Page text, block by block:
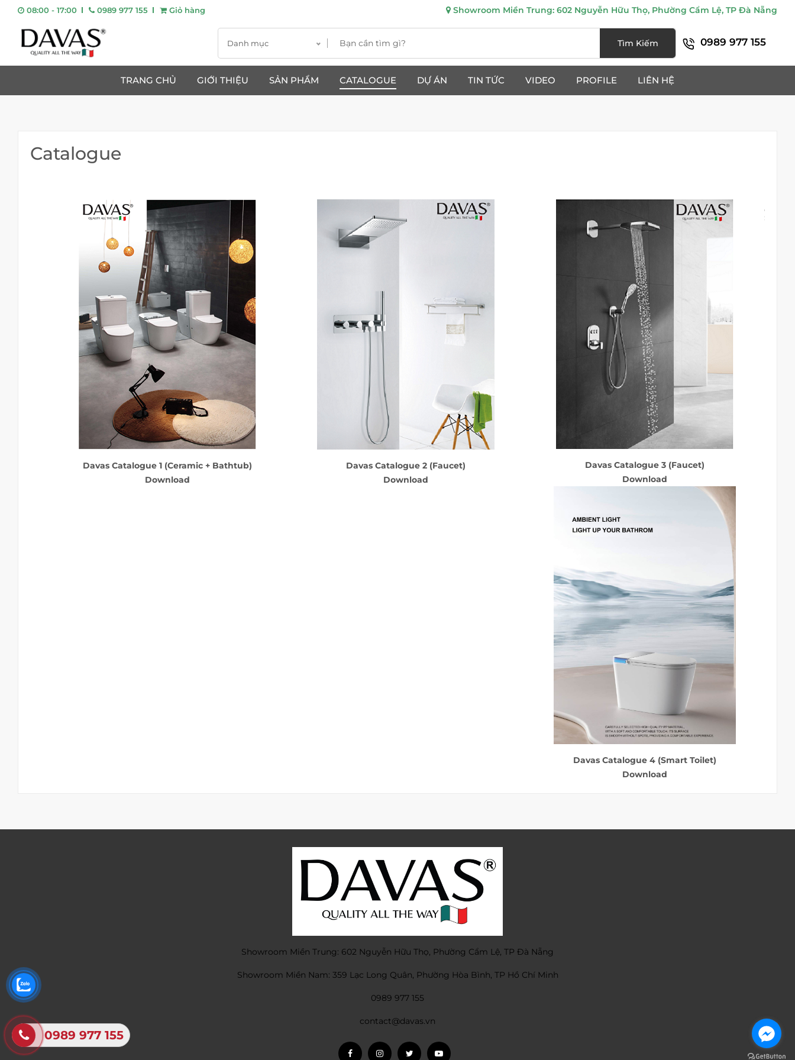
08:00 - 17:00 0989 977 155 Giỏ hàng Showroom Miền Trung: 602 Nguyễn Hữu Thọ, Phường Cẩm Lệ, TP Đà Nẵng
Danh mục Tìm Kiếm 0989 977 155
TRANG CHỦ GIỚI THIỆU SẢN PHẨM CATALOGUE DỰ ÁN TIN TỨC VIDEO PROFILE LIÊN HỆ
Catalogue
Davas Catalogue 1 (Ceramic + Bathtub)
Download
Davas Catalogue 2 (Faucet)
Download
Davas Catalogue 3 (Faucet)
Download
Davas Catalogue 4 (Smart Toilet)
Download
Chia
Sẻ
Showroom Miền Trung: 602 Nguyễn Hữu Thọ, Phường Cẩm Lệ, TP Đà Nẵng
Showroom Miền Nam: 359 Lạc Long Quân, Phường Hòa Bình, TP Hồ Chí Minh
0989 977 155
contact@davas.vn
0989 977 155